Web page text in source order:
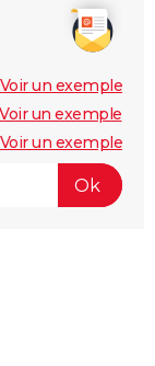
Voir un exemple
Voir un exemple
Voir un exemple